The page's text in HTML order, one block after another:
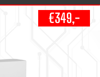
€349,-